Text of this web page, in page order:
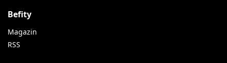
Befity
Magazin
RSS